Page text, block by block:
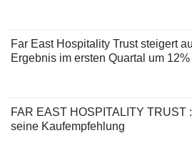
Far East Hospitality Trust steigert
Ergebnis im ersten Quartal um 12%
FAR EAST HOSPITALITY TRUST
seine Kaufempfehlung